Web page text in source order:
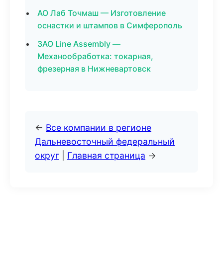
АО Лаб Точмаш — Изготовление
оснастки и штампов в Симферополь
ЗАО Line Assembly —
Механообработка: токарная,
фрезерная в Нижневартовск
← Все компании в регионе
Дальневосточный федеральный
округ
Главная страница →